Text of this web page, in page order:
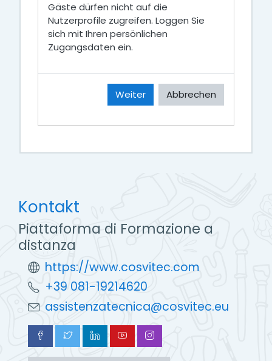
Gäste dürfen nicht auf die
Nutzerprofile zugreifen. Loggen Sie
sich mit Ihren persönlichen
Zugangsdaten ein.
Weiter Abbrechen
Kontakt
Piattaforma di Formazione a
distanza
https://www.cosvitec.com
+39 081-19214620
assistenzatecnica@cosvitec.eu